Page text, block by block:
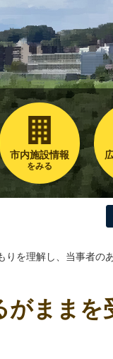
市内施設情報
をみる
を理解し、当事者の
ままを